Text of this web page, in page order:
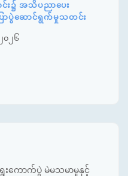
င်း၌ အသိပညာပေး
ောပွဲဆောင်ရွက်မှုသတင်း
၀၂၆
းကောက်ပွဲ မဲမသမာမှုနှင့်